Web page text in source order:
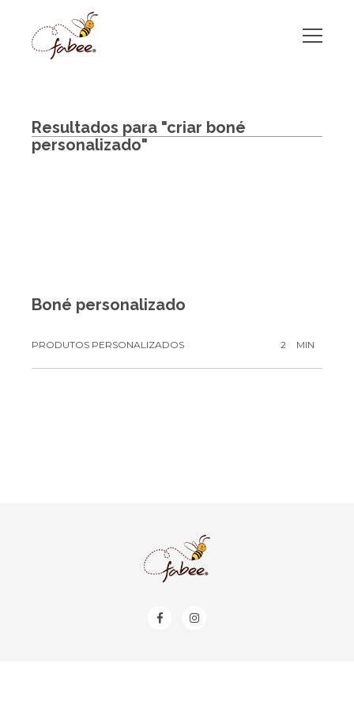
Resultados para "criar boné
personalizado"
Boné personalizado
PRODUTOS PERSONALIZADOS 2 MIN